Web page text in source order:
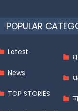
POPULAR
Latest
News
TOP STORIES